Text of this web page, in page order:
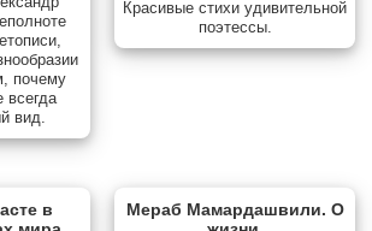
почему
всегда
вид.
Красивые стихи удивительной
поэтессы.
в
Мераб Мамардашвили. О